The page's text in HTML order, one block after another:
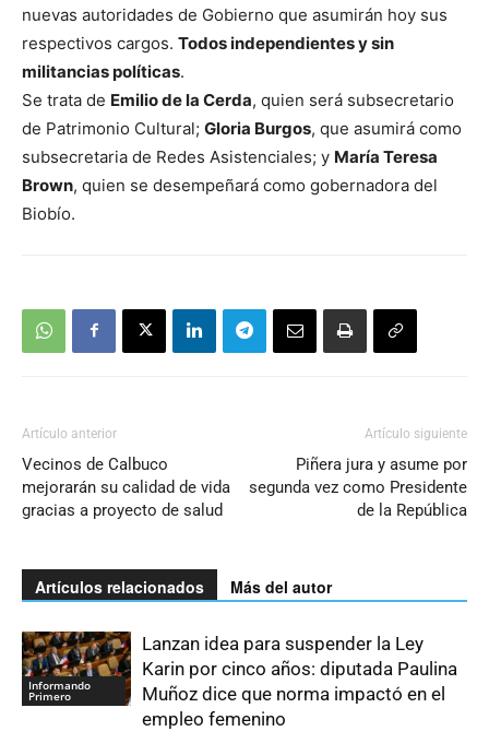
nuevas autoridades de Gobierno que asumirán hoy sus
respectivos cargos. Todos independientes y sin
militancias políticas.
Se trata de Emilio de la Cerda, quien será subsecretario
de Patrimonio Cultural; Gloria Burgos, que asumirá como
subsecretaria de Redes Asistenciales; y María Teresa
Brown, quien se desempeñará como gobernadora del
Biobío.
Artículo anterior
Vecinos de Calbuco
mejorarán su calidad de vida
gracias a proyecto de salud
Artículo siguiente
Piñera jura y asume por
segunda vez como Presidente
de la República
Artículos relacionados Más del autor
Informando
Primero
Lanzan idea para suspender la Ley
Karin por cinco años: diputada Paulina
Muñoz dice que norma impactó en el
empleo femenino